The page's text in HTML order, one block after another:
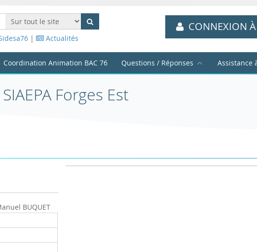
| Actualités
CONNEXION
Coordination Animation BAC 76 Questions / Réponses Assistance
SIAEPA Forges Est
BUQUET